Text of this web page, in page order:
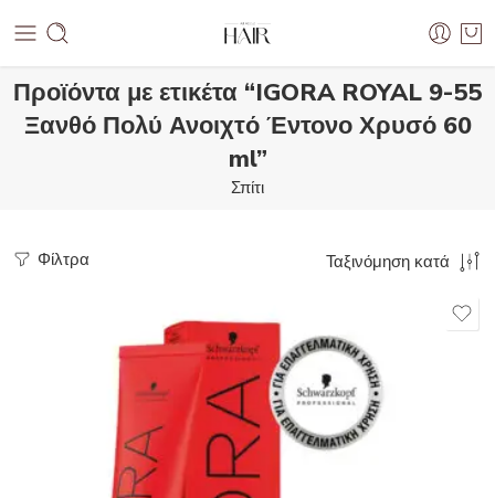
Προϊόντα με ετικέτα “IGORA ROYAL 9-55
Ξανθό Πολύ Ανοιχτό Έντονο Χρυσό 60
ml”
Σπίτι
Φίλτρα Ταξινόμηση κατά